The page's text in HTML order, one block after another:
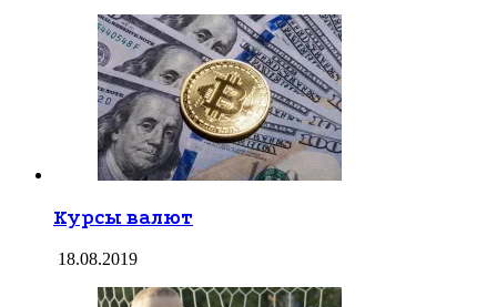
Курсы валют
18.08.2019